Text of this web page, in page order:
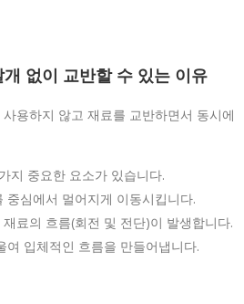
없이 교반할 수 있는 이유
용하지 않고 재료를 교반하면서 동시에
지 중요한 요소가 있습니다.
중심에서 멀어지게 이동시킵니다.
료의 흐름(회전 및 전단)이 발생합니다.
여 입체적인 흐름을 만들어냅니다.